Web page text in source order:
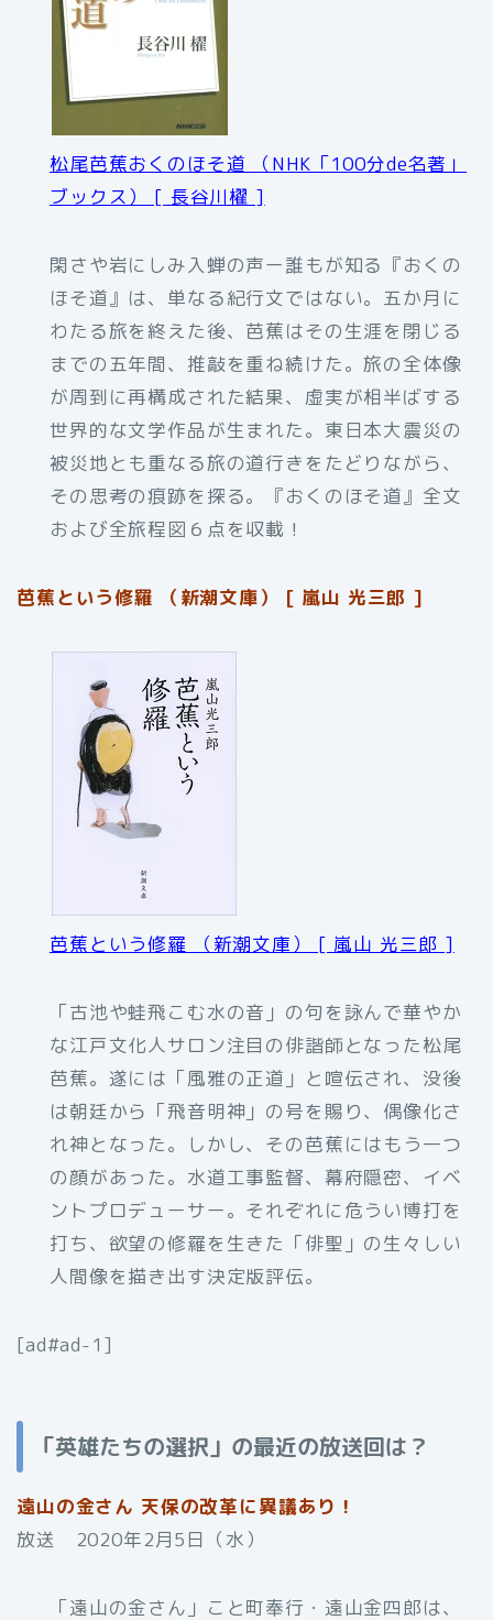
松尾芭蕉おくのほそ道 （NHK「100分de名著」
ブックス） [ 長谷川櫂 ]
閑さや岩にしみ入蝉の声ー誰もが知る『おくの
ほそ道』は、単なる紀行文ではない。五か月に
わたる旅を終えた後、芭蕉はその生涯を閉じる
までの五年間、推敲を重ね続けた。旅の全体像
が周到に再構成された結果、虚実が相半ばする
世界的な文学作品が生まれた。東日本大震災の
被災地とも重なる旅の道行きをたどりながら、
その思考の痕跡を探る。『おくのほそ道』全文
および全旅程図６点を収載！
芭蕉という修羅 （新潮文庫） [ 嵐山 光三郎 ]
芭蕉という修羅 （新潮文庫） [ 嵐山 光三郎 ]
「古池や蛙飛こむ水の音」の句を詠んで華やか
な江戸文化人サロン注目の俳諧師となった松尾
芭蕉。遂には「風雅の正道」と喧伝され、没後
は朝廷から「飛音明神」の号を賜り、偶像化さ
れ神となった。しかし、その芭蕉にはもう一つ
の顔があった。水道工事監督、幕府隠密、イベ
ントプロデューサー。それぞれに危うい博打を
打ち、欲望の修羅を生きた「俳聖」の生々しい
人間像を描き出す決定版評伝。
[ad#ad-1]
「英雄たちの選択」の最近の放送回は？
遠山の金さん 天保の改革に異議あり！
放送 2020年2月5日（水）
「遠山の金さん」こと町奉行・遠山金四郎は、